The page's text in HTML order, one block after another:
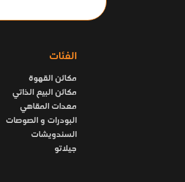
الفئات
مكائن القهوة
مكائن البيع الذاتي
معدات المقاهي
البودرات و الصوصات
السندويشات
جيلاتو